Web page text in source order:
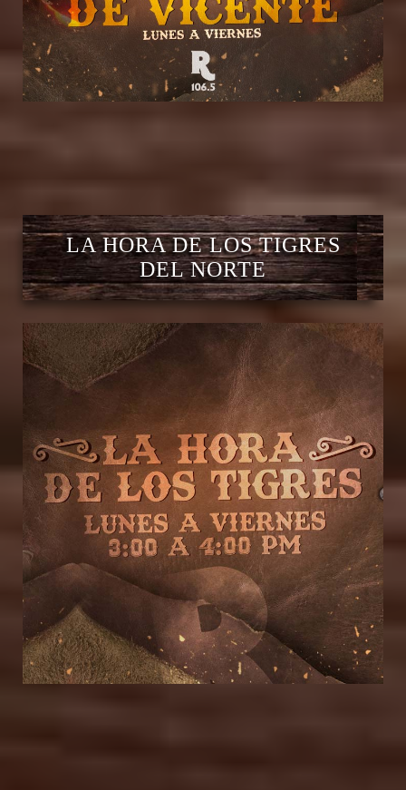
LA HORA DE LOS TIGRES
DEL NORTE